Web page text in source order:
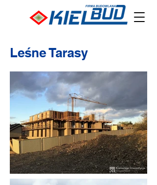
Leśne Tarasy